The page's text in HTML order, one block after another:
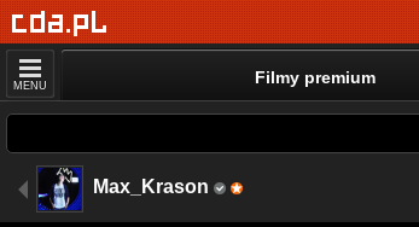
MENU Filmy premium
Max_Krason